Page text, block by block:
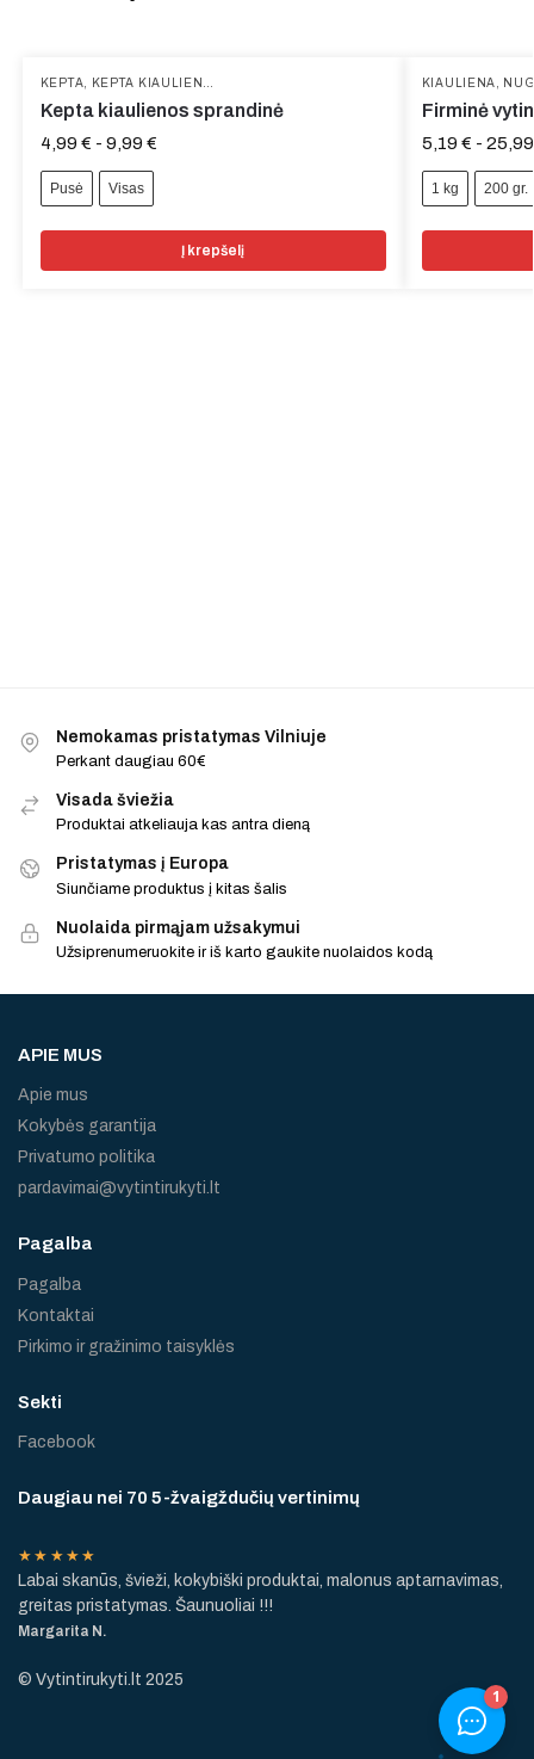
KEPTA KEPTA KIAULIENA
Kepta kiaulienos sprandinė
4,99 € - 9,99 €
Pusė Visas
Į krepšelį
KIAULIENA
Firminė
5,19 € -
1 kg 200 gr.
Nemokamas pristatymas Vilniuje
Perkant daugiau 60€
Visada šviežia
Produktai atkeliauja kas antra dieną
Pristatymas į Europa
Siunčiame produktus į kitas šalis
Nuolaida pirmąjam užsakymui
Užsiprenumeruokite ir iš karto gaukite nuolaidos kodą
APIE MUS
Apie mus
Kokybės garantija
Privatumo politika
pardavimai@vytintirukyti.lt
Pagalba
Pagalba
Kontaktai
Pirkimo ir gražinimo taisyklės
Sekti
Facebook
Daugiau nei 70 5-žvaigždučių vertinimų
★★★★★
Labai skanūs, švieži, kokybiški produktai, malonus aptarnavimas,
greitas pristatymas. Šaunuoliai !!!
Margarita N.
© Vytintirukyti.lt 2025